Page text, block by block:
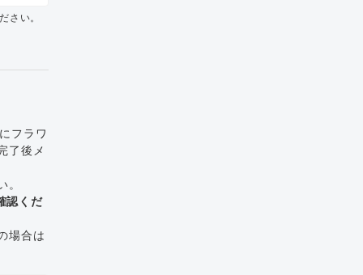
さい。
フラワ
了後メ
。
認くだ
場合は